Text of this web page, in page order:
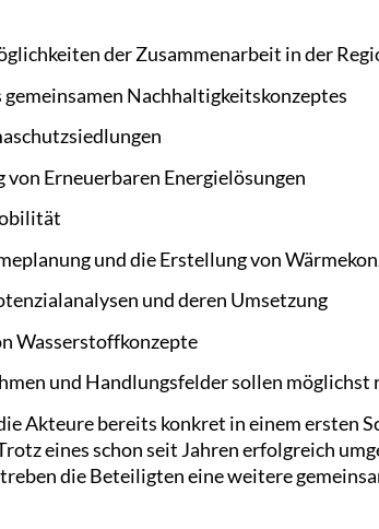
der Zusammenarbeit in der
gemeinsamen Nachhaltigkeitskonzeptes
Erneuerbaren Energielösungen
und die Erstellung von
und deren Umsetzung
Wasserstoffkonzepte
und Handlungsfelder sollen
Akteure bereits konkret in einem ersten
eines schon seit Jahren erfolgreich
die Beteiligten eine weitere